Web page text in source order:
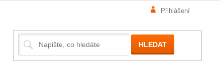
Přihlášení
HLEDAT